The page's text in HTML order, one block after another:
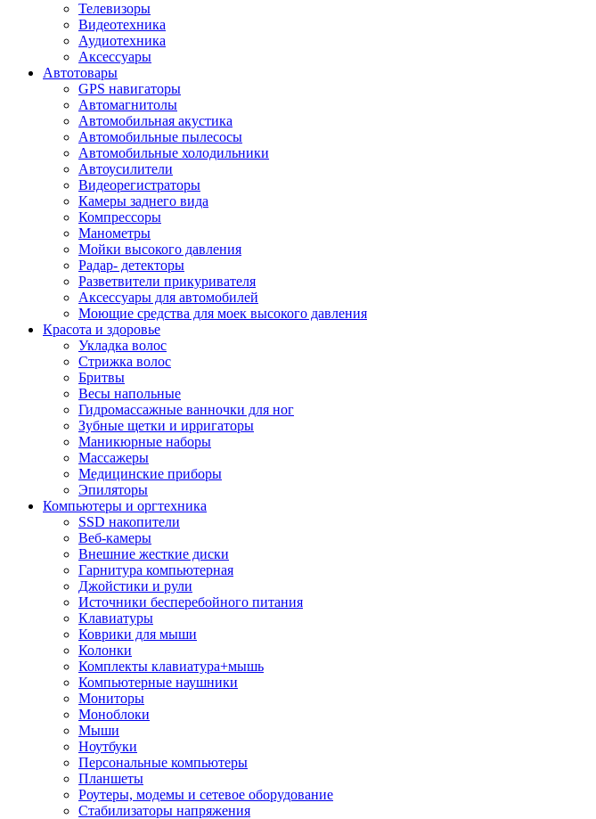
Телевизоры
Видеотехника
Аудиотехника
Аксессуары
Автотовары
GPS навигаторы
Автомагнитолы
Автомобильная акустика
Автомобильные пылесосы
Автомобильные холодильники
Автоусилители
Видеорегистраторы
Камеры заднего вида
Компрессоры
Манометры
Мойки высокого давления
Радар- детекторы
Разветвители прикуривателя
Аксессуары для автомобилей
Моющие средства для моек высокого давления
Красота и здоровье
Укладка волос
Стрижка волос
Бритвы
Весы напольные
Гидромассажные ванночки для ног
Зубные щетки и ирригаторы
Маникюрные наборы
Массажеры
Медицинские приборы
Эпиляторы
Компьютеры и оргтехника
SSD накопители
Веб-камеры
Внешние жесткие диски
Гарнитура компьютерная
Джойстики и рули
Источники бесперебойного питания
Клавиатуры
Коврики для мыши
Колонки
Комплекты клавиатура+мышь
Компьютерные наушники
Мониторы
Моноблоки
Мыши
Ноутбуки
Персональные компьютеры
Планшеты
Роутеры, модемы и сетевое оборудование
Стабилизаторы напряжения